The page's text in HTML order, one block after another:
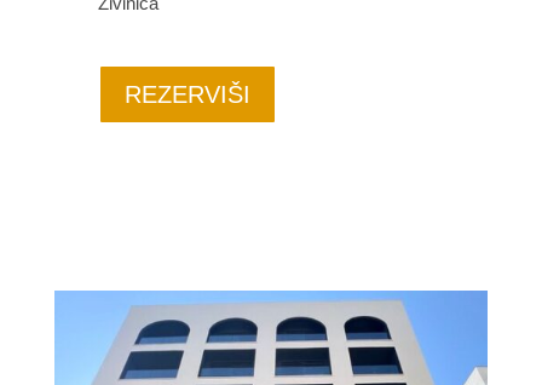
REZERVIŠI